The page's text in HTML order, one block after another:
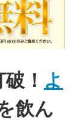
！ よ
飲ん